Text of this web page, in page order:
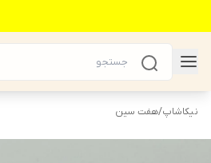
نیکاشاپ/هفت سین